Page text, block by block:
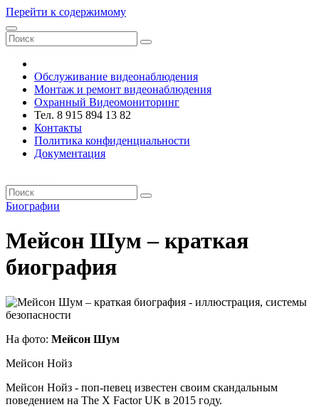
Перейти к содержимому
Обслуживание видеонаблюдения
Монтаж и ремонт видеонаблюдения
Охранный Видеомониторинг
Тел. 8 915 894 13 82
Контакты
Политика конфиденциальности
Документация
Биографии
Мейсон Шум – краткая
биография
На фото: Мейсон Шум
Мейсон Нойз
Мейсон Нойз - поп-певец известен своим скандальным
поведением на The X Factor UK в 2015 году.